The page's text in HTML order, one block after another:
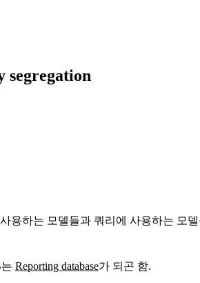
segregation
용하는 모델들과 쿼리에 사용하는 모
Reporting database가 되곤 함.